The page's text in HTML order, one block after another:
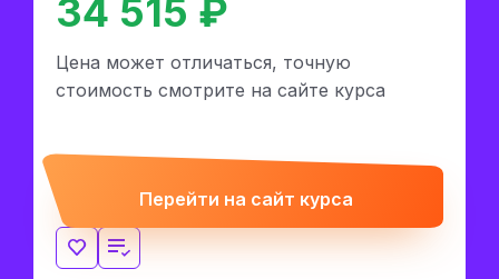
34 515 ₽
Цена может отличаться, точную
стоимость смотрите на сайте курса
Перейти на сайт курса